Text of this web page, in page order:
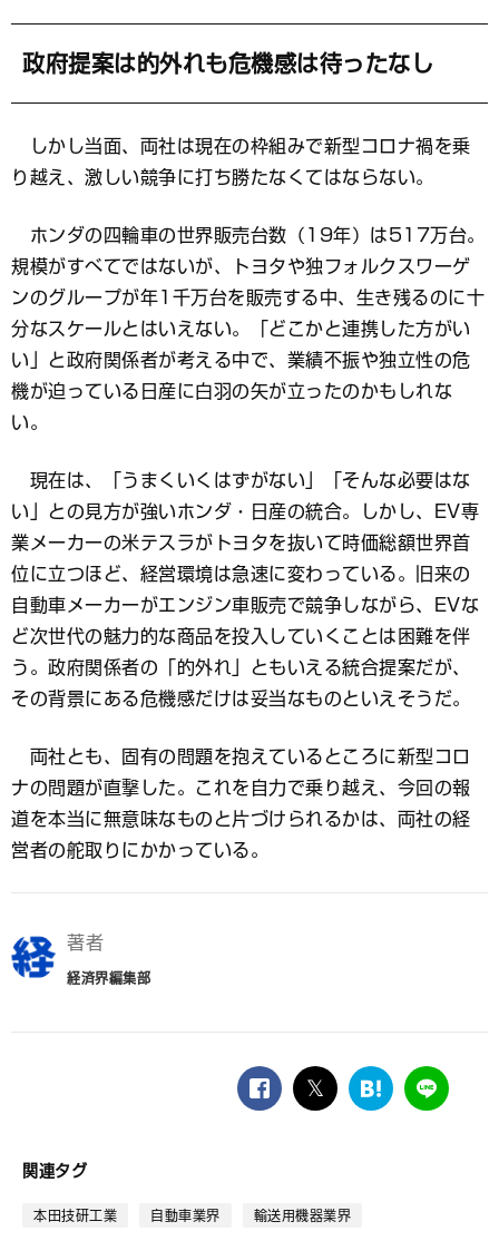
政府提案は的外れも危機感は待ったなし
しかし当面、両社は現在の枠組みで新型コロナ禍を乗
り越え、激しい競争に打ち勝たなくてはならない。
ホンダの四輪車の世界販売台数（19年）は517万台。
規模がすべてではないが、トヨタや独フォルクスワーゲ
ンのグループが年1千万台を販売する中、生き残るのに十
分なスケールとはいえない。「どこかと連携した方がい
い」と政府関係者が考える中で、業績不振や独立性の危
機が迫っている日産に白羽の矢が立ったのかもしれな
い。
現在は、「うまくいくはずがない」「そんな必要はな
い」との見方が強いホンダ・日産の統合。しかし、EV専
業メーカーの米テスラがトヨタを抜いて時価総額世界首
位に立つほど、経営環境は急速に変わっている。旧来の
自動車メーカーがエンジン車販売で競争しながら、EVな
ど次世代の魅力的な商品を投入していくことは困難を伴
う。政府関係者の「的外れ」ともいえる統合提案だが、
その背景にある危機感だけは妥当なものといえそうだ。
両社とも、固有の問題を抱えているところに新型コロ
ナの問題が直撃した。これを自力で乗り越え、今回の報
道を本当に無意味なものと片づけられるかは、両社の経
営者の舵取りにかかっている。
著者
経済界編集部
facebook
twitter
は
LINE
関連タグ
本田技研工業 自動車業界 輸送用機器業界